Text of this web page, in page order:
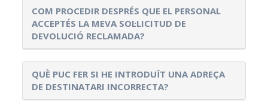
COM PROCEDIR DESPRÉS QUE EL PERSONAL
ACCEPTÉS LA MEVA SOL·LICITUD DE
DEVOLUCIÓ RECLAMADA?
QUÈ PUC FER SI HE INTRODUÏT UNA ADREÇA
DE DESTINATARI INCORRECTA?